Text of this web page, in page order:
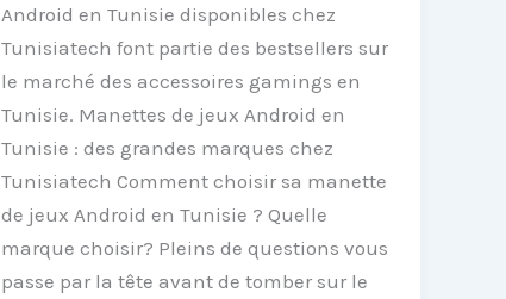
Android en Tunisie disponibles chez
Tunisiatech font partie des bestsellers sur
le marché des accessoires gamings en
Tunisie. Manettes de jeux Android en
Tunisie : des grandes marques chez
Tunisiatech Comment choisir sa manette
de jeux Android en Tunisie ? Quelle
marque choisir? Pleins de questions vous
passe par la tête avant de tomber sur le